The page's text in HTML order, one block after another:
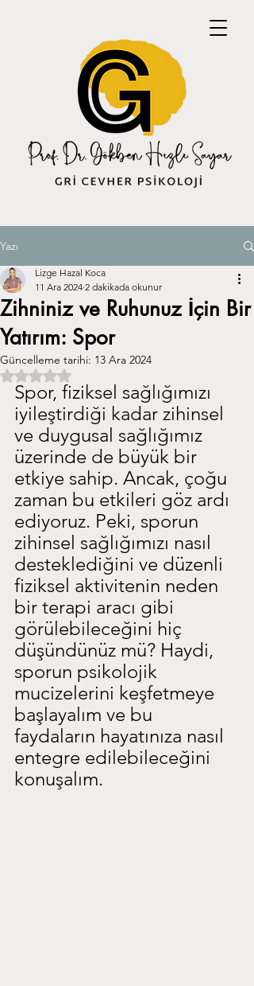
Yazı
Zihniniz ve Ruhunuz İçin Bir
Yatırım: Spor
Lizge Hazal Koca
11 Ara 2024 2 dakikada okunur
Güncelleme tarihi: 13 Ara 2024
5 üzerinden NaN yıldız
Spor, fiziksel sağlığımızı
iyileştirdiği kadar zihinsel
ve duygusal sağlığımız
üzerinde de büyük bir
etkiye sahip. Ancak, çoğu
zaman bu etkileri göz ardı
ediyoruz. Peki, sporun
zihinsel sağlığımızı nasıl
desteklediğini ve düzenli
fiziksel aktivitenin neden
bir terapi aracı gibi
görülebileceğini hiç
düşündünüz mü? Haydi,
sporun psikolojik
mucizelerini keşfetmeye
başlayalım ve bu
faydaların hayatınıza nasıl
entegre edilebileceğini
konuşalım.